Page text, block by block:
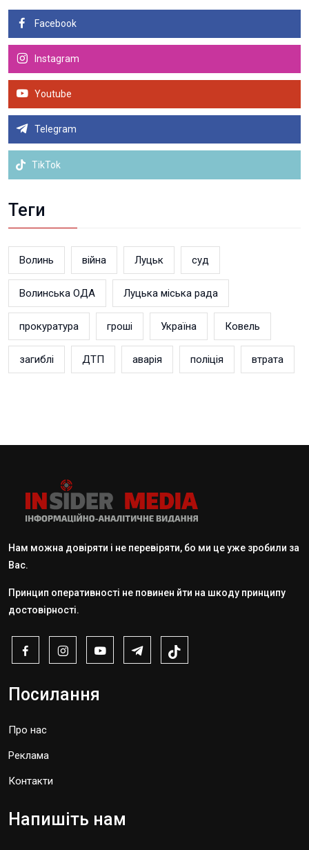
Facebook
Instagram
Youtube
Telegram
TikTok
Теги
Волинь війна Луцьк суд
Волинська ОДА Луцька міська рада
прокуратура гроші Україна Ковель
загиблі ДТП аварія поліція втрата
Нам можна довіряти і не перевіряти, бо ми це уже зробили за
Вас.
Принцип оперативності не повинен йти на шкоду принципу
достовірності.
Посилання
Про нас
Реклама
Контакти
Напишіть нам